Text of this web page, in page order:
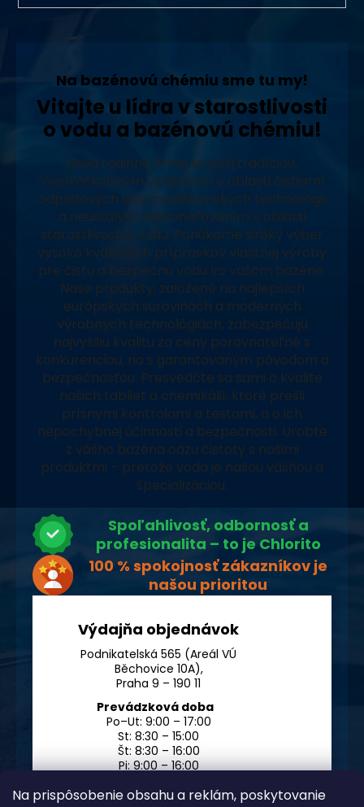
Na prispôsobenie obsahu a reklám, poskytovanie
Na bazénovú chémiu sme tu my!
Vitajte u lídra v starostlivosti
o vodu a bazénovú chémiu!
Naša rodinná firma sa pýši tradíciou,
vysokoškolským vzdelaním v oblasti čistiarní
odpadových vôd a vodárenských technológií
a neustálym zdokonaľovaním v oblasti
starostlivosti o vodu. Ponúkame široký výber
vysoko kvalitných prípravkov vlastnej výroby
pre čistú a bezpečnú vodu vo vašom bazéne.
Naše produkty, založené na najlepších
európskych surovinách a moderných
výrobných technológiách, zabezpečujú
najvyššiu kvalitu za ceny porovnateľné s
konkurenciou, no s garantovaným pôvodom a
bezpečnosťou. Presvedčte sa sami o kvalite
našich tabliet a chemikálií, ktoré prešli
prísnymi kontrolami a testami, a o ich
nepochybnej účinnosti a bezpečnosti. Urobte
z vášho bazéna oázu čistoty s našimi
produktmi – pretože voda je našou vášňou a
špecializáciou.
Spoľahlivosť, odbornosť a
profesionalita – to je Chlorito
100 % spokojnosť zákazníkov je
našou prioritou
Výdajňa objednávok
Podnikatelská 565 (Areál VÚ
Běchovice 10A),
Praha 9 – 190 11
Prevádzková doba
Po–Ut: 9:00 – 17:00
St: 8:30 – 15:00
Št: 8:30 – 16:00
Pi: 9:00 – 16:00